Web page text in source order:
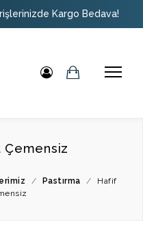
Kargo Bedava!
Çemensiz
/ Pastırma /
Hafif